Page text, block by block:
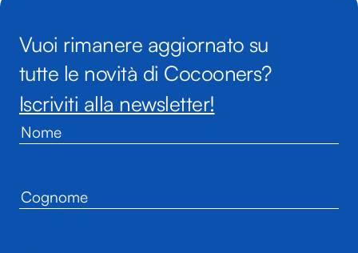
Vuoi rimanere aggiornato su
tutte le novità di Cocooners?
Iscriviti alla newsletter!